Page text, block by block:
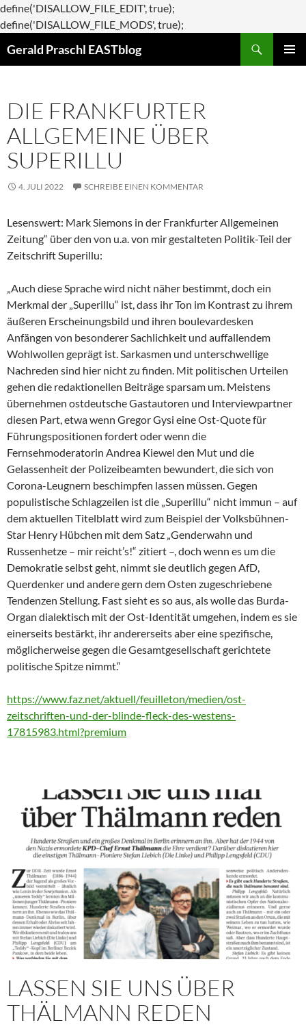
define('DISALLOW_FILE_EDIT', true);
define('DISALLOW_FILE_MODS', true);
Gerald Praschl EASTblog
DIE FRANKFURTER
ALLGEMEINE ÜBER
SUPERILLU
4. JULI 2022 SCHREIBE EINEN KOMMENTAR
Lesenswert: Mark Siemons in der Frankfurter Allgemeinen
Zeitung“ über den von u.a. von mir gestalteten Politik-Teil der
Zeitschrift Superillu:
„Auch diese Sprache wird nicht näher bestimmt, doch ein
Merkmal der „Superillu“ ist, dass ihr Ton im Kontrast zu ihrem
äußeren Erscheinungsbild und ihren boulevardesken
Anfängen von besonderer Sachlichkeit und auffallendem
Wohlwollen geprägt ist. Sarkasmen und unterschwellige
Nachreden sind hier nicht zu finden. Mit politischen Urteilen
gehen die redaktionellen Beiträge sparsam um. Meistens
übernehmen ostdeutsche Gastautoren und Interviewpartner
diesen Part, etwa wenn Gregor Gysi eine Ost-Quote für
Führungspositionen fordert oder wenn die
Fernsehmoderatorin An­drea Kiewel den Mut und die
Gelassenheit der Polizeibeamten bewundert, die sich von
Corona-Leugnern beschimpfen lassen müssen. Gegen
populistische Schlagzeilen ist die „Superillu“ nicht immun – auf
dem aktuellen Titelblatt wird zum Beispiel der Volksbühnen-
Star Henry Hübchen mit dem Satz „Genderwahn und
Russenhetze – mir reicht’s!“ zitiert –, doch wenn es um die
Demokratie selbst geht, nimmt sie deutlich gegen AfD,
Querdenker und andere gern dem Osten zugeschriebene
Tendenzen Stellung. Fast sieht es so aus, als wolle das Burda-
Organ dialektisch mit der Ost-Identität umgehen, indem es sie
einerseits bestärkt, ihr andererseits aber eine spezifische,
möglicherweise gegen die Gesamtgesellschaft gerichtete
politische Spitze nimmt.“
https://www.faz.net/aktuell/feuilleton/medien/ost-
zeitschriften-und-der-blinde-fleck-des-westens-
17815983.html?premium
LASSEN SIE UNS ÜBER
THÄLMANN REDEN